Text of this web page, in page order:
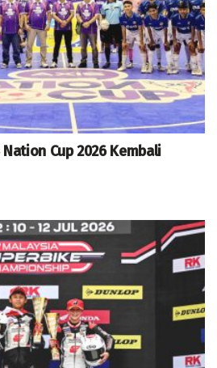
Nation Cup 2026 Kembali